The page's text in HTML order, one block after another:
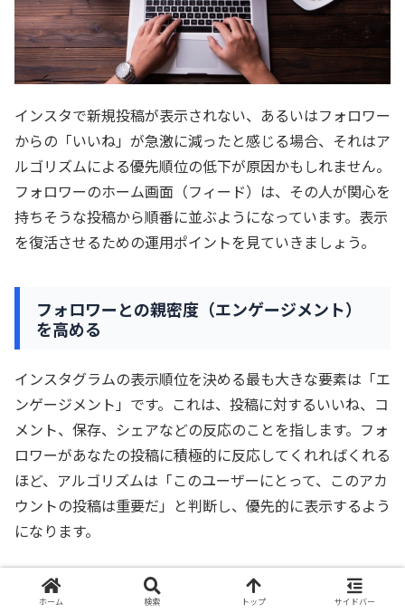
インスタで新規投稿が表示されない、あるいはフォロワー
からの「いいね」が急激に減ったと感じる場合、それはア
ルゴリズムによる優先順位の低下が原因かもしれません。
フォロワーのホーム画面（フィード）は、その人が関心を
持ちそうな投稿から順番に並ぶようになっています。表示
を復活させるための運用ポイントを見ていきましょう。
フォロワーとの親密度（エンゲージメント）
を高める
インスタグラムの表示順位を決める最も大きな要素は「エ
ンゲージメント」です。これは、投稿に対するいいね、コ
メント、保存、シェアなどの反応のことを指します。フォ
ロワーがあなたの投稿に積極的に反応してくれればくれる
ほど、アルゴリズムは「このユーザーにとって、このアカ
ウントの投稿は重要だ」と判断し、優先的に表示するよう
になります。
親密度を高めるためには、自分からアクションを起こすこ
ホーム 検索 トップ サイドバー